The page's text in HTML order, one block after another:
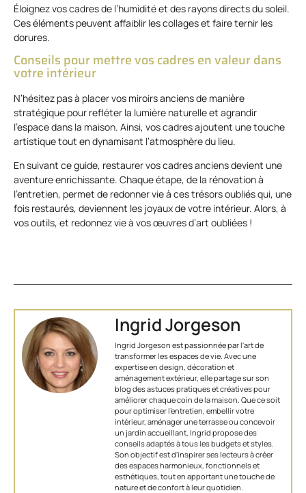
Éloignez vos cadres de l’humidité et des rayons directs du soleil.
Ces éléments peuvent affaiblir les collages et faire ternir les
dorures.
Conseils pour mettre vos cadres en valeur dans
votre intérieur
N’hésitez pas à placer vos miroirs anciens de manière
stratégique pour refléter la lumière naturelle et agrandir
l’espace dans la maison. Ainsi, vos cadres ajoutent une touche
artistique tout en dynamisant l’atmosphère du lieu.
En suivant ce guide, restaurer vos cadres anciens devient une
aventure enrichissante. Chaque étape, de la rénovation à
l’entretien, permet de redonner vie à ces trésors oubliés qui, une
fois restaurés, deviennent les joyaux de votre intérieur. Alors, à
vos outils, et redonnez vie à vos œuvres d’art oubliées !
Ingrid Jorgeson
Ingrid Jorgeson est passionnée par l'art de
transformer les espaces de vie. Avec une
expertise en design, décoration et
aménagement extérieur, elle partage sur son
blog des astuces pratiques et créatives pour
améliorer chaque coin de la maison. Que ce soit
pour optimiser l’entretien, embellir votre
intérieur, aménager une terrasse ou concevoir
un jardin accueillant, Ingrid propose des
conseils adaptés à tous les budgets et styles.
Son objectif est d'inspirer ses lecteurs à créer
des espaces harmonieux, fonctionnels et
esthétiques, tout en apportant une touche de
nature et de confort à leur quotidien.